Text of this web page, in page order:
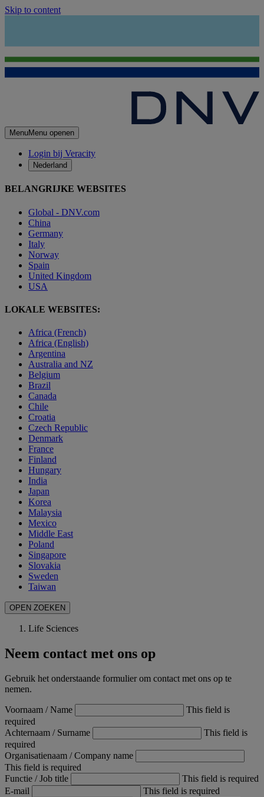
Skip to content
MenuMenu openen
Login bij Veracity
Nederland
BELANGRIJKE WEBSITES
Global - DNV.com
China
Germany
Italy
Norway
Spain
United Kingdom
USA
LOKALE WEBSITES:
Africa (French)
Africa (English)
Argentina
Australia and NZ
Belgium
Brazil
Canada
Chile
Croatia
Czech Republic
Denmark
France
Finland
Hungary
India
Japan
Korea
Malaysia
Mexico
Middle East
Poland
Singapore
Slovakia
Sweden
Taiwan
OPEN ZOEKEN
Life Sciences
Neem contact met ons op
Gebruik het onderstaande formulier om contact met ons op te
nemen.
Voornaam / Name
This field is
required
Achternaam / Surname
This field is
required
Organisatienaam / Company name
This field is required
Functie / Job title
This field is required
E-mail
This field is required